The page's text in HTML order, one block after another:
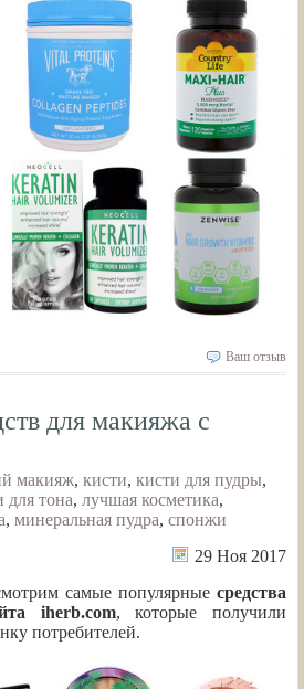
Ваш отзыв
для макияжа с
макияж, кисти, кисти для пудры,
для тона, лучшая косметика,
, минеральная пудра, спонжи
29 Ноя 2017
самые популярные средства
iherb.com, которые получили
потребителей.